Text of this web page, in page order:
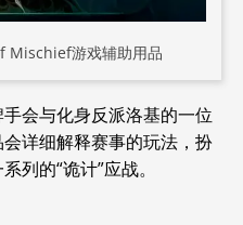
Mischief游戏辅助用品
会与化身反派洛基的一位
详细解释赛事的玩法，扮
列的“诡计”应战。